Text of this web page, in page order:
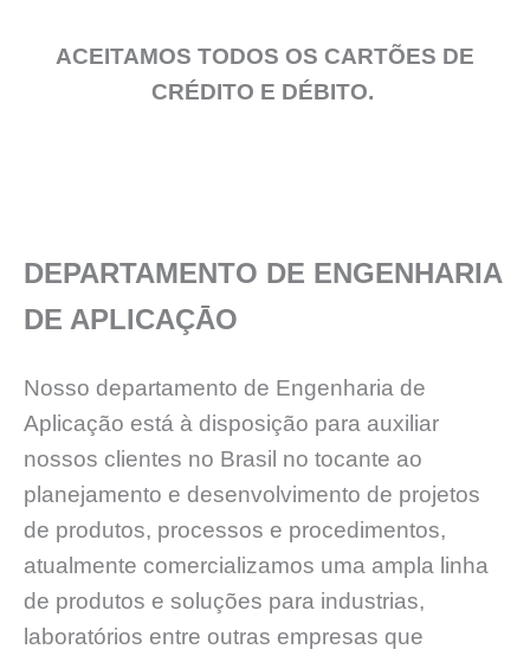
ACEITAMOS TODOS OS CARTÕES DE
CRÉDITO E DÉBITO.
DEPARTAMENTO DE ENGENHARIA
DE APLICAÇĀO
Nosso departamento de Engenharia de
Aplicação está à disposição para auxiliar
nossos clientes no Brasil no tocante ao
planejamento e desenvolvimento de projetos
de produtos, processos e procedimentos,
atualmente comercializamos uma ampla linha
de produtos e soluções para industrias,
laboratórios entre outras empresas que